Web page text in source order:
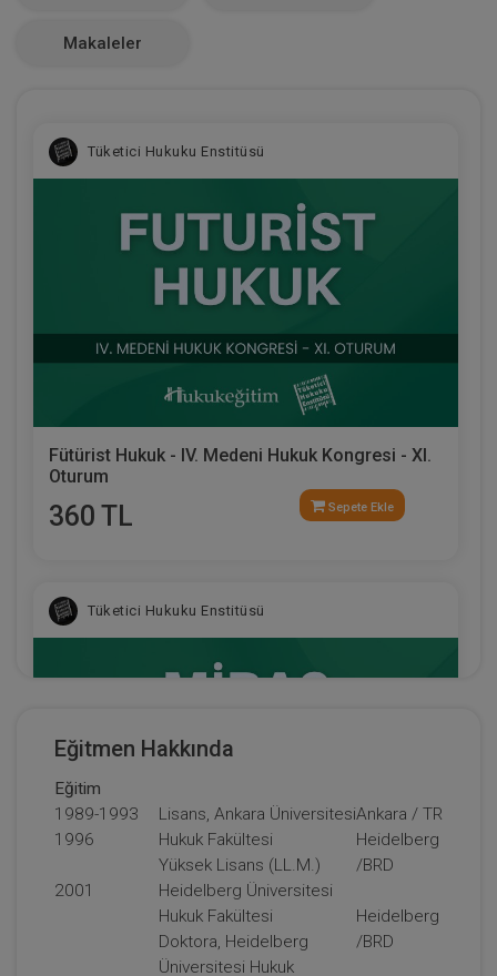
Makaleler
Tüketici Hukuku Enstitüsü
Fütürist Hukuk - IV. Medeni Hukuk Kongresi - XI.
Oturum
360 TL Sepete Ekle
Tüketici Hukuku Enstitüsü
Miras Hukuku - 1 - IV. Medeni Hukuk Kongresi -
Eğitmen Hakkında
Eğitim
1989-1993
1996
2001
Lisans, Ankara Üniversitesi
Hukuk Fakültesi
Yüksek Lisans (LL.M.)
Heidelberg Üniversitesi
Hukuk Fakültesi
Doktora, Heidelberg
Üniversitesi Hukuk
Ankara / TR
Heidelberg
/BRD
Heidelberg
/BRD